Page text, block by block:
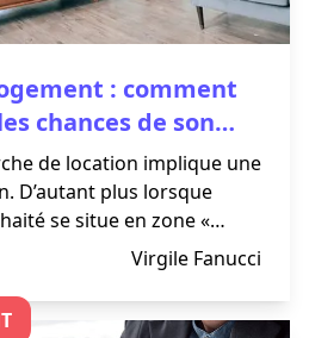
: comment
chances de son
de location implique une
D’autant plus lorsque
se situe en zone «
Marseille, Lyon ou
Virgile Fanucci